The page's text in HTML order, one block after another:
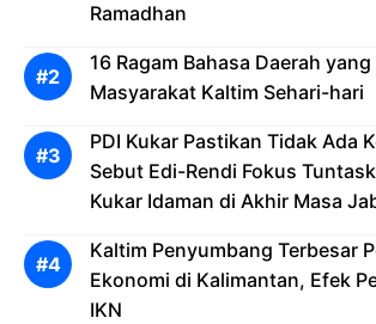
Ramadhan
16 Ragam Bahasa Daerah
Masyarakat Kaltim Sehari-hari
PDI Kukar Pastikan Tidak Ada
Sebut Edi-Rendi Fokus
Kukar Idaman di Akhir Masa
Kaltim Penyumbang Terbesar
Ekonomi di Kalimantan, Efek
IKN